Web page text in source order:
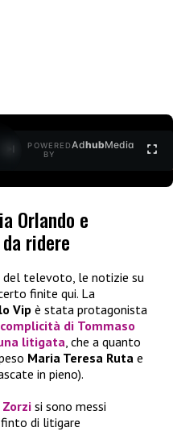
POWERED
BY
AdhubMedia
Orlando e
ridere
del televoto, le notizie su
finite qui. La
Vip è stata protagonista
di Tommaso
litigata, che a quanto
Maria Teresa Ruta e
in pieno).
si sono messi
finto di litigare